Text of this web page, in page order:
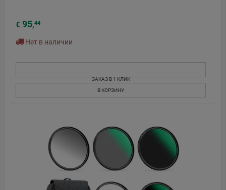
€ 95,44
Нет в наличии
ЗАКАЗ В 1 КЛИК
В КОРЗИНУ